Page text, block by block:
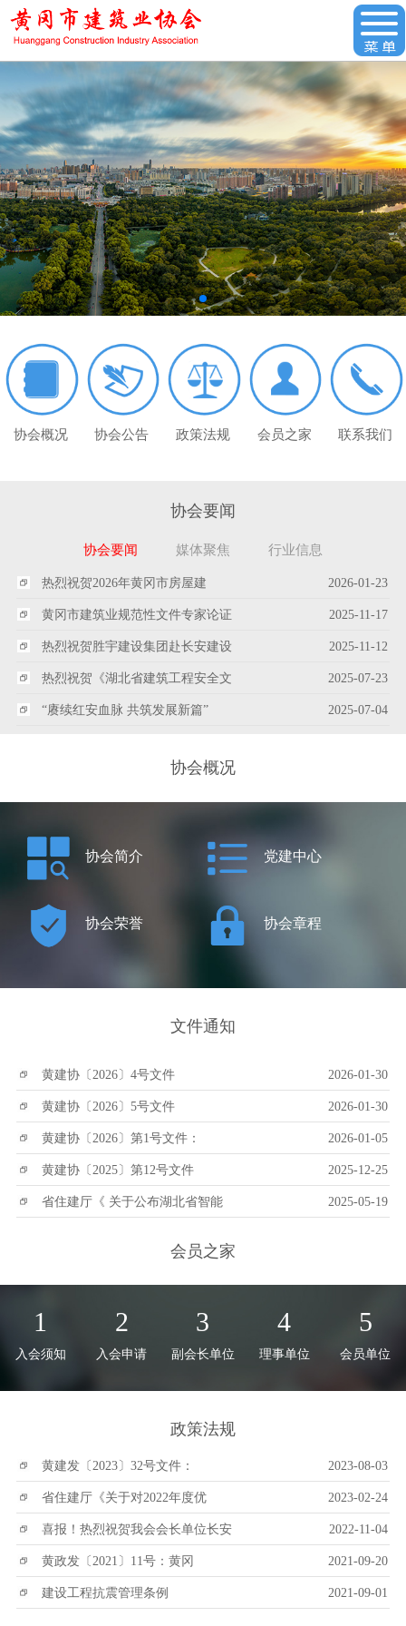
协会概况 协会公告 政策法规 会员之家 联系我们
协会要闻
协会要闻 媒体聚焦 行业信息
热烈祝贺2026年黄冈市房屋建 2026-01-23
黄冈市建筑业规范性文件专家论证 2025-11-17
热烈祝贺胜宇建设集团赴长安建设 2025-11-12
热烈祝贺《湖北省建筑工程安全文 2025-07-23
“赓续红安血脉 共筑发展新篇” 2025-07-04
协会概况
协会简介 党建中心
协会荣誉 协会章程
文件通知
黄建协〔2026〕4号文件 2026-01-30
黄建协〔2026〕5号文件 2026-01-30
黄建协〔2026〕第1号文件： 2026-01-05
黄建协〔2025〕第12号文件 2025-12-25
省住建厅《 关于公布湖北省智能 2025-05-19
会员之家
1
入会须知
2
入会申请
3
副会长单位
4
理事单位
5
会员单位
政策法规
黄建发〔2023〕32号文件： 2023-08-03
省住建厅《关于对2022年度优 2023-02-24
喜报！热烈祝贺我会会长单位长安 2022-11-04
黄政发〔2021〕11号：黄冈 2021-09-20
建设工程抗震管理条例 2021-09-01